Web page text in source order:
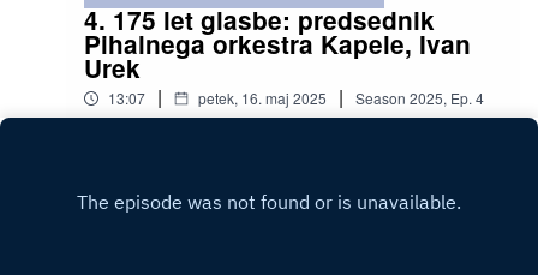
4. 175 let glasbe: predsednik
Pihalnega orkestra Kapele, Ivan
Urek
13:07 | petek, 16. maj 2025 | Season 2025, Ep. 4
enem izmed najstarejših orkestrov pri nas –
Pihalnem orkestru Kapele, ki letos praznuje
Play